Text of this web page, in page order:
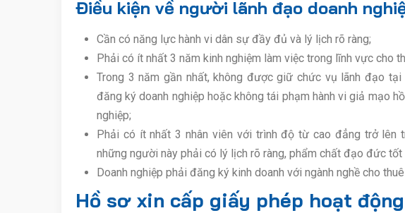
Điều kiện về người lãnh đạo doanh
Cần có năng lực hành vi dân sự đầy đủ và lý lịch rõ ràng;
Phải có ít nhất 3 năm kinh nghiệm làm việc trong lĩnh vực cho
Trong 3 năm gần nhất, không được giữ chức vụ lãnh đạo
đăng ký doanh nghiệp hoặc không tái phạm hành vi giả mạo
nghiệp;
Phải có ít nhất 3 nhân viên với trình độ từ cao đẳng trở lên
những người này phải có lý lịch rõ ràng, phẩm chất đạo đức tốt
Doanh nghiệp phải đăng ký kinh doanh với ngành nghề cho
Hồ sơ xin cấp giấy phép hoạt